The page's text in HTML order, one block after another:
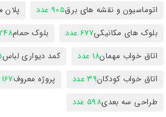
اتوماسیون و نقشه های برق905 عدد
بلوک های مکانیکی677 عدد بلوک حمام248
اتاق خواب مهمان18 عدد کمد دیواری لباس
اتاق خواب کودکان39 عدد پروژه معروف167 عدد
طراحی سه بعدی598 عدد